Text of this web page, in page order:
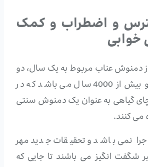
و اضطراب و کمک
خوابی
دمنوش عناب مربوط به یک سال، دو
سال نمی باشد و بیش از 4000 سال می باشد که در
گیاهی به عنوان یک دمنوش سنتی
می کنند.
نمی باشد و تحقیقات جدید مهر
شگفت انگیز می باشند تا جایی که